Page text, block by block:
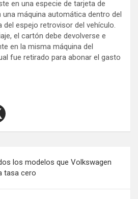
en una especie de tarjeta de
máquina automática dentro del
espejo retrovisor del vehículo.
el cartón debe devolverse e
en la misma máquina del
fue retirado para abonar el gasto
los modelos que Volkswagen
tasa cero